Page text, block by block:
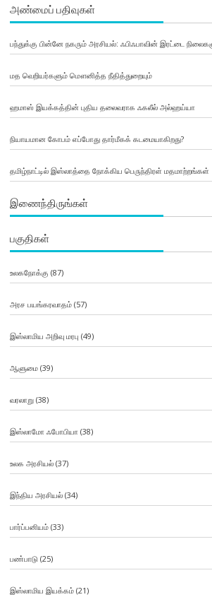
அண்மைப் பதிவுகள்
பந்துக்கு பின்னே நகரும் அரசியல்: ஃபிஃபாவின் இரட்டை
மத வெறியர்களும் மௌனித்த நீதித்துறையும்
ஹமாஸ் இயக்கத்தின் புதிய தலைவராக ஃகலீல் அல்ஹய்யா
நியாயமான கோபம் எப்போது தார்மீகக் கடமையாகிறது?
தமிழ்நாட்டில் இஸ்லாத்தை நோக்கிய பெருந்திரள் மதமாற்றங்கள்
இணைந்திருங்கள்
பகுதிகள்
உலகநோக்கு (87)
அரச பயங்கரவாதம்(57)
இஸ்லாமிய அறிவு மரபு (49)
ஆளுமை(39)
வரலாறு(38)
இஸ்லாமோ ஃபோபியா (38)
உலக அரசியல்(37)
இந்திய அரசியல்(34)
பார்ப்பனியம்(33)
பண்பாடு(25)
இஸ்லாமிய இயக்கம்(21)